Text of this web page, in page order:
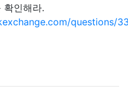
확인해라.
questions/